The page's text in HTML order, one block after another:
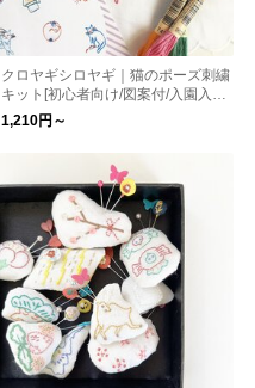
クロヤギシロヤギ｜猫のポーズ刺繍
キット[初心者向け/図案付/入園入学/
通園］
1,210円～